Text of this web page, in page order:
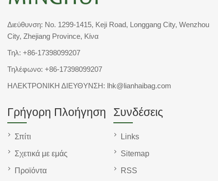
Διεύθυνση: No. 1299-1415, Keji Road, Longgang City, Wenzhou
City, Zhejiang Province, Κίνα
Τηλ: +86-17398099207
Τηλέφωνο: +86-17398099207
ΗΛΕΚΤΡΟΝΙΚΗ ΔΙΕΥΘΥΝΣΗ: lhk@lianhaibag.com
Γρήγορη Πλοήγηση
Σπίτι
Σχετικά με εμάς
Προϊόντα
Συνδέσεις
Links
Sitemap
RSS